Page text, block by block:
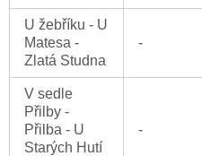
U žebříku - U
Matesa -
Zlatá Studna
-
V sedle
Přilby -
Přilba - U
Starých Hutí
-